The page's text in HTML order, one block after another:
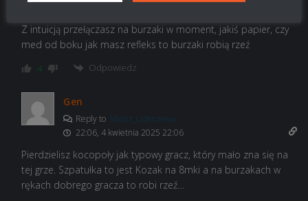
Z intuicją przełączasz na burzaki w moment, jakiś papier, czy
med od boku jak masz refleks to burzaki robią rzeź
4 Odpowiedz
Gen
Reply to Mistrz_Uderzenia
22:06, 4 kwietnia 2025 22:06
Pierdzielisz kocopoły jak typowy gracz, który mało zna się na
tej grze. Szpatułka to jest Kozak na 8mki a na burzakach w
rękach dobrego gracza to robi rzeź…